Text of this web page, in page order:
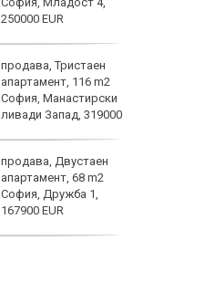
250000 EUR
продава, Тристаен
апартамент, 116 m2
София, Манастирски
ливади Запад, 319000
продава, Двустаен
апартамент, 68 m2
София, Дружба 1,
167900 EUR